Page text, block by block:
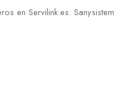
en Servilink.es: Sanysistem